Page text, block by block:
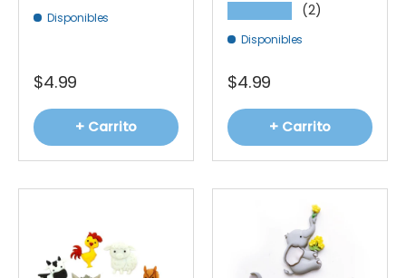
Disponibles
$4.99
+ Carrito
(2)
Disponibles
$4.99
+ Carrito